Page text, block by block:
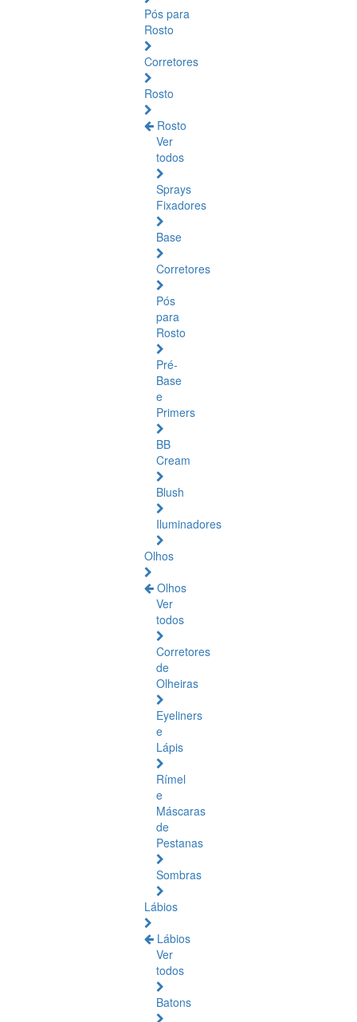
Pós para
Rosto
Corretores
Rosto
Rosto
Ver
todos
Sprays
Fixadores
Base
Corretores
Pós
para
Rosto
Pré-
Base
e
Primers
BB
Cream
Blush
Iluminadores
Olhos
Olhos
Ver
todos
Corretores
de
Olheiras
Eyeliners
e
Lápis
Rímel
e
Máscaras
de
Pestanas
Sombras
Lábios
Lábios
Ver
todos
Batons